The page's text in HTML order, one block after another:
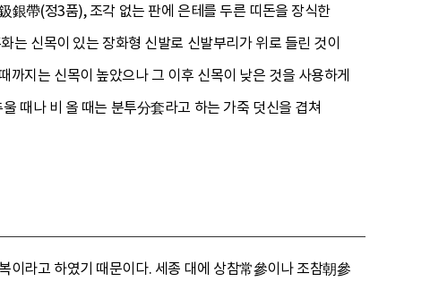
銀帶(정3품), 조각 없는 판에 은테를 두른 띠돈을 장식한
는 신목이 있는 장화형 신발로 신발부리가 위로 들린 것이
지는 신목이 높았으나 그 이후 신목이 낮은 것을 사용하게
때나 비 올 때는 분투分套라고 하는 가죽 덧신을 겹쳐
이라고 하였기 때문이다. 세종 대에 상참常參이나 조참朝參